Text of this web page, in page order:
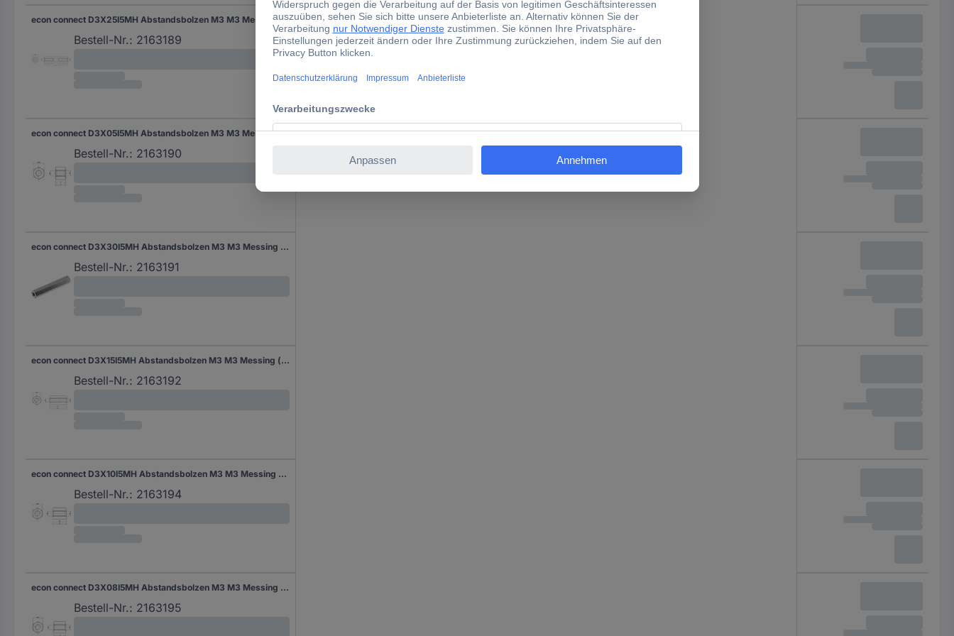
econ connect D3X25I5MH Abstandsbolzen M3 M3 Messing (vernickelt) 1 St.
Bestell-Nr.: 2163189
econ connect D3X05I5MH Abstandsbolzen M3 M3 Messing (vernickelt) 1 St.
Bestell-Nr.: 2163190
econ connect D3X30I5MH Abstandsbolzen M3 M3 Messing (vernickelt) 1 St.
Bestell-Nr.: 2163191
econ connect D3X15I5MH Abstandsbolzen M3 M3 Messing (vernickelt) 1 St.
Bestell-Nr.: 2163192
econ connect D3X10I5MH Abstandsbolzen M3 M3 Messing (vernickelt) 1 St.
Bestell-Nr.: 2163194
econ connect D3X08I5MH Abstandsbolzen M3 M3 Messing (vernickelt) 1 St.
Bestell-Nr.: 2163195